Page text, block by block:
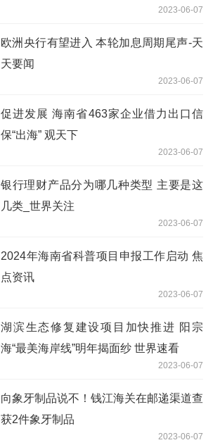
2023-06-07
欧洲央行有望进入 本轮加息周期尾声-天
天要闻
2023-06-07
促进发展 海南省463家企业借力出口信
保“出海” 观天下
2023-06-07
银行理财产品分为哪几种类型 主要是这
几类_世界关注
2023-06-07
2024年海南省科普项目申报工作启动 焦
点资讯
2023-06-07
湖滨生态修复建设项目加快推进 阳宗
海“最美海岸线”明年揭面纱 世界速看
2023-06-07
向象牙制品说不！钱江海关在邮递渠道查
获2件象牙制品
2023-06-07